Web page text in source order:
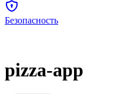
Безопасность
pizza-app